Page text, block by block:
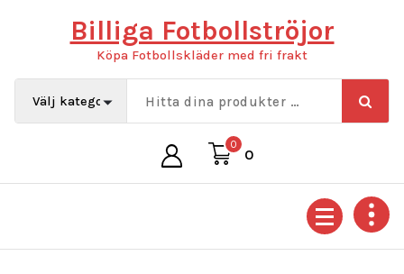
Billiga Fotbollströjor
Köpa Fotbollskläder med fri frakt
0
0